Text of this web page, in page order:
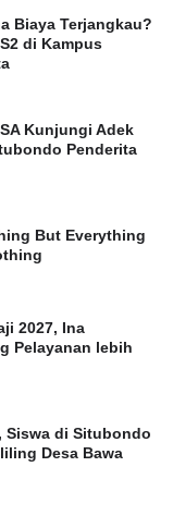
Biaya Terjangkau?
di Kampus
Kunjungi Adek
Penderita
But Everything
2027, Ina
Pelayanan lebih
Siswa di Situbondo
Desa Bawa